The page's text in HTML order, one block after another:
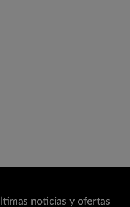
noticias y ofertas